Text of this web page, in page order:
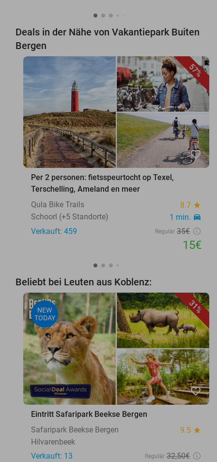
Deals in der Nähe von Vakantiepark Buiten
Bergen
57%
favorite_border
Per 2 personen: fietsspeurtocht op Texel,
Terschelling, Ameland en meer
Qula Bike Trails
8.7 star
Schoorl (+5 Standorte) 1 min. directions_car
Verkauft: 459 Regulär 35€
15€
Beliebt bei Leuten aus Koblenz:
31%
NEW
TODAY
favorite_border
Eintritt Safaripark Beekse Bergen
Safaripark Beekse Bergen
9.5 star
Hilvarenbeek
Verkauft: 13
Regulär 32,50€